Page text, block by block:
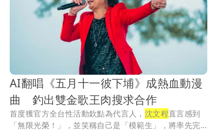
AI翻唱《五月十一彼下埔》成熱血動漫
曲 釣出雙金歌王肉搜求合作
首度獲官方全台性活動欽點為代言人， 沈文程直言感到
「無限光榮！」，並笑稱自己是「模範生」，將率先完